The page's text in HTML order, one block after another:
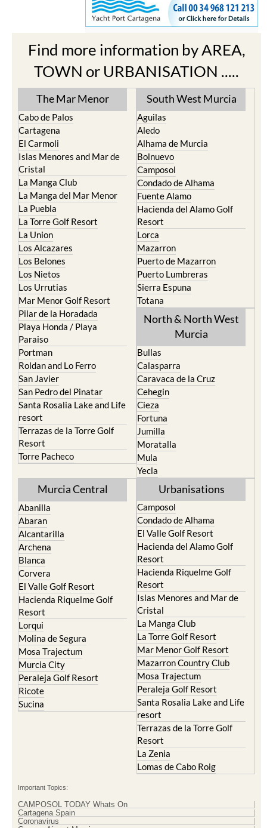
Find more information by AREA,
TOWN or URBANISATION .....
The Mar Menor
Cabo de Palos
Cartagena
El Carmoli
Islas Menores and Mar de
Cristal
La Manga Club
La Manga del Mar Menor
La Puebla
La Torre Golf Resort
La Union
Los Alcazares
Los Belones
Los Nietos
Los Urrutias
Mar Menor Golf Resort
Pilar de la Horadada
Playa Honda / Playa
Paraiso
Portman
Roldan and Lo Ferro
San Javier
San Pedro del Pinatar
Santa Rosalia Lake and Life
resort
Terrazas de la Torre Golf
Resort
Torre Pacheco
South West Murcia
Aguilas
Aledo
Alhama de Murcia
Bolnuevo
Camposol
Condado de Alhama
Fuente Alamo
Hacienda del Alamo Golf
Resort
Lorca
Mazarron
Puerto de Mazarron
Puerto Lumbreras
Sierra Espuna
Totana
North & North West
Murcia
Bullas
Calasparra
Caravaca de la Cruz
Cehegin
Cieza
Fortuna
Jumilla
Moratalla
Mula
Yecla
Murcia Central
Abanilla
Abaran
Alcantarilla
Archena
Blanca
Corvera
El Valle Golf Resort
Hacienda Riquelme Golf
Resort
Lorqui
Molina de Segura
Mosa Trajectum
Murcia City
Peraleja Golf Resort
Ricote
Sucina
Urbanisations
Camposol
Condado de Alhama
El Valle Golf Resort
Hacienda del Alamo Golf
Resort
Hacienda Riquelme Golf
Resort
Islas Menores and Mar de
Cristal
La Manga Club
La Torre Golf Resort
Mar Menor Golf Resort
Mazarron Country Club
Mosa Trajectum
Peraleja Golf Resort
Santa Rosalia Lake and Life
resort
Terrazas de la Torre Golf
Resort
La Zenia
Lomas de Cabo Roig
Important Topics:
CAMPOSOL TODAY Whats On
Cartagena Spain
Coronavirus